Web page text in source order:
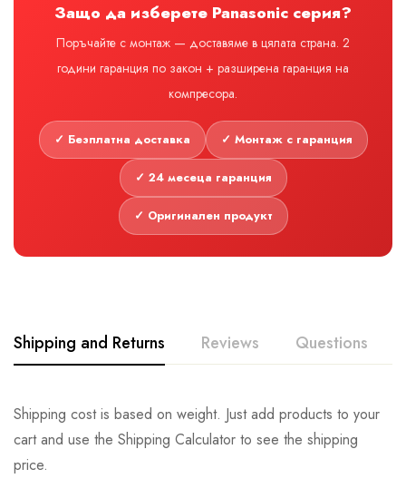
Защо да изберете Panasonic серия?
Поръчайте с монтаж — доставяме в цялата страна. 2
години гаранция по закон + разширена гаранция на
компресора.
✓ Безплатна доставка ✓ Монтаж с гаранция
✓ 24 месеца гаранция
✓ Оригинален продукт
Shipping and Returns Reviews Questions
Shipping cost is based on weight. Just add products to your
cart and use the Shipping Calculator to see the shipping
price.